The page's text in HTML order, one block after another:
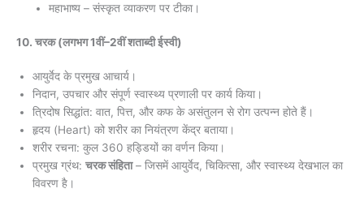
महाभाष्य – संस्कृत व्याकरण पर टीका।
10. चरक (लगभग 1वीं–2वीं शताब्दी ईस्वी)
आयुर्वेद के प्रमुख आचार्य।
निदान, उपचार और संपूर्ण स्वास्थ्य प्रणाली पर कार्य किया।
त्रिदोष सिद्धांत: वात, पित्त, और कफ के असंतुलन से रोग उत्पन्न होते हैं।
हृदय (Heart) को शरीर का नियंत्रण केंद्र बताया।
शरीर रचना: कुल 360 हड्डियों का वर्णन किया।
प्रमुख ग्रंथ: चरक संहिता– जिसमें आयुर्वेद, चिकित्सा, और स्वास्थ्य देखभाल का
विवरण है।